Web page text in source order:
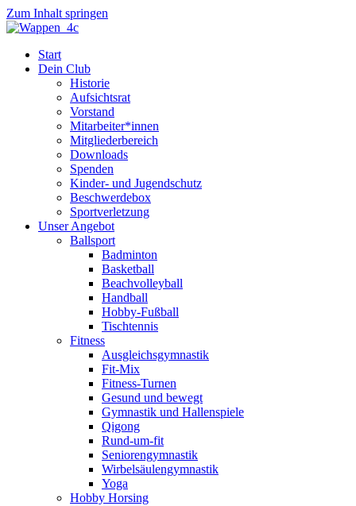
Zum Inhalt springen
Start
Dein Club
Historie
Aufsichtsrat
Vorstand
Mitarbeiter*innen
Mitgliederbereich
Downloads
Spenden
Kinder- und Jugendschutz
Beschwerdebox
Sportverletzung
Unser Angebot
Ballsport
Badminton
Basketball
Beachvolleyball
Handball
Hobby-Fußball
Tischtennis
Fitness
Ausgleichsgymnastik
Fit-Mix
Fitness-Turnen
Gesund und bewegt
Gymnastik und Hallenspiele
Qigong
Rund-um-fit
Seniorengymnastik
Wirbelsäulengymnastik
Yoga
Hobby Horsing